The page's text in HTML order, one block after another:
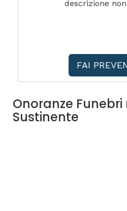
descrizione
FAI
Onoranze
Sustinente